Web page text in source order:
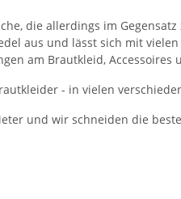
die allerdings im
aus und lässt sich mit
am Brautkleid, Accessoires
- in vielen
und wir schneiden die